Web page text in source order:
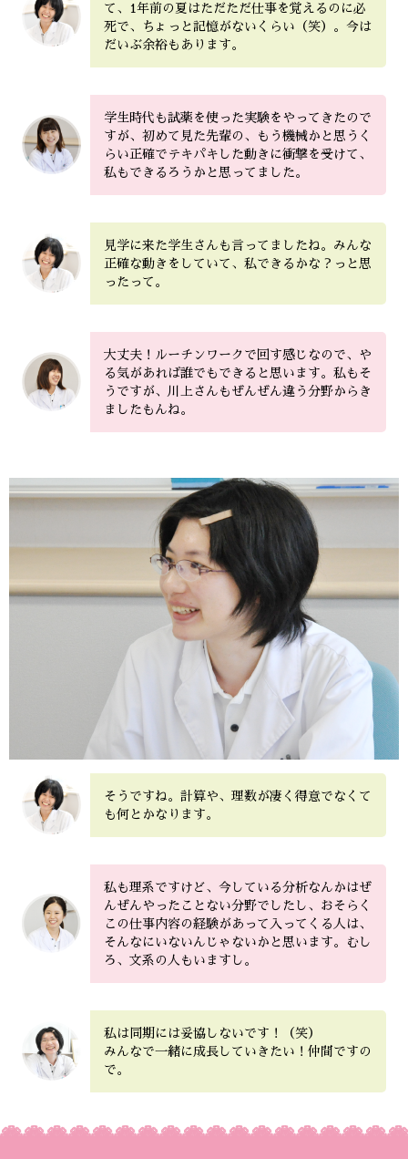
て、1年前の夏はただただ仕事を覚えるのに必
死で、ちょっと記憶がないくらい（笑）。今は
だいぶ余裕もあります。
学生時代も試薬を使った実験をやってきたので
すが、初めて見た先輩の、もう機械かと思うく
らい正確でテキパキした動きに衝撃を受けて、
私もできるろうかと思ってました。
見学に来た学生さんも言ってましたね。みんな
正確な動きをしていて、私できるかな？っと思
ったって。
大丈夫！ルーチンワークで回す感じなので、や
る気があれば誰でもできると思います。私もそ
うですが、川上さんもぜんぜん違う分野からき
ましたもんね。
そうですね。計算や、理数が凄く得意でなくて
も何とかなります。
私も理系ですけど、今している分析なんかはぜ
んぜんやったことない分野でしたし、おそらく
この仕事内容の経験があって入ってくる人は、
そんなにいないんじゃないかと思います。むし
ろ、文系の人もいますし。
私は同期には妥協しないです！（笑）
みんなで一緒に成長していきたい！仲間ですの
で。